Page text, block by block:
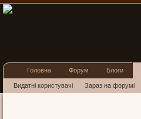
Головна Форум Блоги
Видатні користувачі Зараз на форумі